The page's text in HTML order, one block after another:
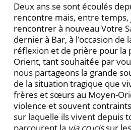
Deux ans se sont écoulés
rencontre mais, entre temps,
rencontrer à nouveau Votre
dernier à Bar, à l’occasion de
réflexion et de prière pour la
Orient, tant souhaitée par
nous partageons la grande
de la situation tragique que
frères et sœurs au Moyen-
violence et souvent
sur laquelle ils vivent depuis